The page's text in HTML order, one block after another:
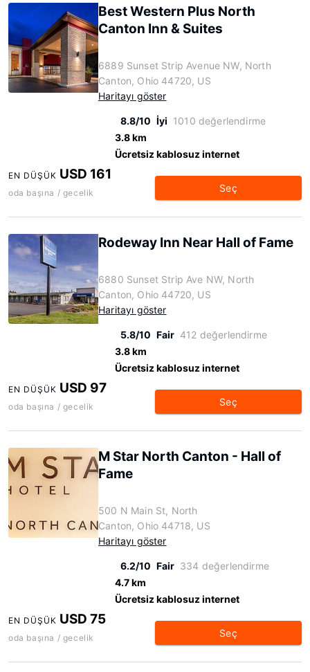
Best Western Plus North
Canton Inn & Suites
6889 Sunset Strip Avenue NW, North
Canton, Ohio 44720, US
Haritayı göster
8.8/10 İyi 1010 değerlendirme
3.8 km
Ücretsiz kablosuz internet
EN DÜŞÜK USD 161
oda başına / gecelik Seç
Rodeway Inn Near Hall of Fame
6880 Sunset Strip Ave NW, North
Canton, Ohio 44720, US
Haritayı göster
5.8/10 Fair 412 değerlendirme
3.8 km
Ücretsiz kablosuz internet
EN DÜŞÜK USD 97
oda başına / gecelik Seç
M Star North Canton - Hall of
Fame
500 N Main St, North
Canton, Ohio 44718, US
Haritayı göster
6.2/10 Fair 334 değerlendirme
4.7 km
Ücretsiz kablosuz internet
EN DÜŞÜK USD 75
oda başına / gecelik Seç